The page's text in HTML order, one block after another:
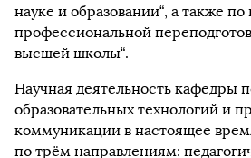
науке и образовании“, а также
профессиональной
высшей школы“.
Научная деятельность кафедры
образовательных технологий и
коммуникации в настоящее
по трём направлениям: